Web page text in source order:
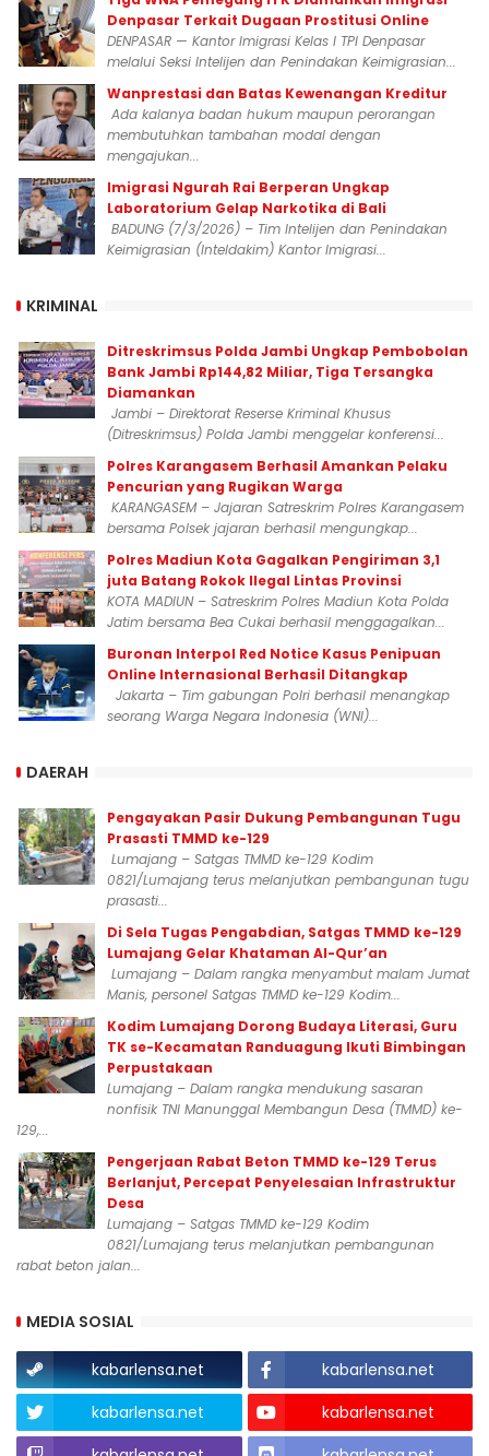
Denpasar Terkait Dugaan Prostitusi Online
DENPASAR — Kantor Imigrasi Kelas I TPI Denpasar
melalui Seksi Intelijen dan Penindakan Keimigrasian...
Wanprestasi dan Batas Kewenangan Kreditur
Ada kalanya badan hukum maupun perorangan
membutuhkan tambahan modal dengan
mengajukan...
Imigrasi Ngurah Rai Berperan Ungkap
Laboratorium Gelap Narkotika di Bali
BADUNG (7/3/2026) – Tim Intelijen dan Penindakan
Keimigrasian (Inteldakim) Kantor Imigrasi...
KRIMINAL
Ditreskrimsus Polda Jambi Ungkap Pembobolan
Bank Jambi Rp144,82 Miliar, Tiga Tersangka
Diamankan
Jambi – Direktorat Reserse Kriminal Khusus
(Ditreskrimsus) Polda Jambi menggelar konferensi...
Polres Karangasem Berhasil Amankan Pelaku
Pencurian yang Rugikan Warga
KARANGASEM – Jajaran Satreskrim Polres Karangasem
bersama Polsek jajaran berhasil mengungkap...
Polres Madiun Kota Gagalkan Pengiriman 3,1
juta Batang Rokok Ilegal Lintas Provinsi
KOTA MADIUN – Satreskrim Polres Madiun Kota Polda
Jatim bersama Bea Cukai berhasil menggagalkan...
Buronan Interpol Red Notice Kasus Penipuan
Online Internasional Berhasil Ditangkap
Jakarta – Tim gabungan Polri berhasil menangkap
seorang Warga Negara Indonesia (WNI)...
DAERAH
Pengayakan Pasir Dukung Pembangunan Tugu
Prasasti TMMD ke-129
Lumajang – Satgas TMMD ke-129 Kodim
0821/Lumajang terus melanjutkan pembangunan tugu
prasasti...
Di Sela Tugas Pengabdian, Satgas TMMD ke-129
Lumajang Gelar Khataman Al-Qur’an
Lumajang – Dalam rangka menyambut malam Jumat
Manis, personel Satgas TMMD ke-129 Kodim...
Kodim Lumajang Dorong Budaya Literasi, Guru
TK se-Kecamatan Randuagung Ikuti Bimbingan
Perpustakaan
Lumajang – Dalam rangka mendukung sasaran
nonfisik TNI Manunggal Membangun Desa (TMMD) ke-
129,...
Pengerjaan Rabat Beton TMMD ke-129 Terus
Berlanjut, Percepat Penyelesaian Infrastruktur
Desa
Lumajang – Satgas TMMD ke-129 Kodim
0821/Lumajang terus melanjutkan pembangunan
rabat beton jalan...
MEDIA SOSIAL
kabarlensa.net
kabarlensa.net
kabarlensa.net
kabarlensa.net